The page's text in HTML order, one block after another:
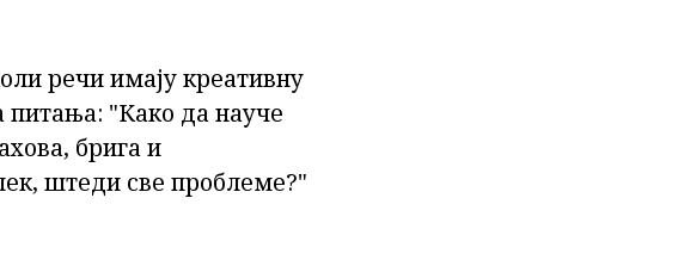
речи имају креативну
питања: "Како да науче
брига и
штеди све проблеме?"